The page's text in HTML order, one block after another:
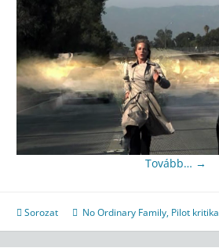
Tovább… →
Sorozat No Ordinary Family, Pilot kritika